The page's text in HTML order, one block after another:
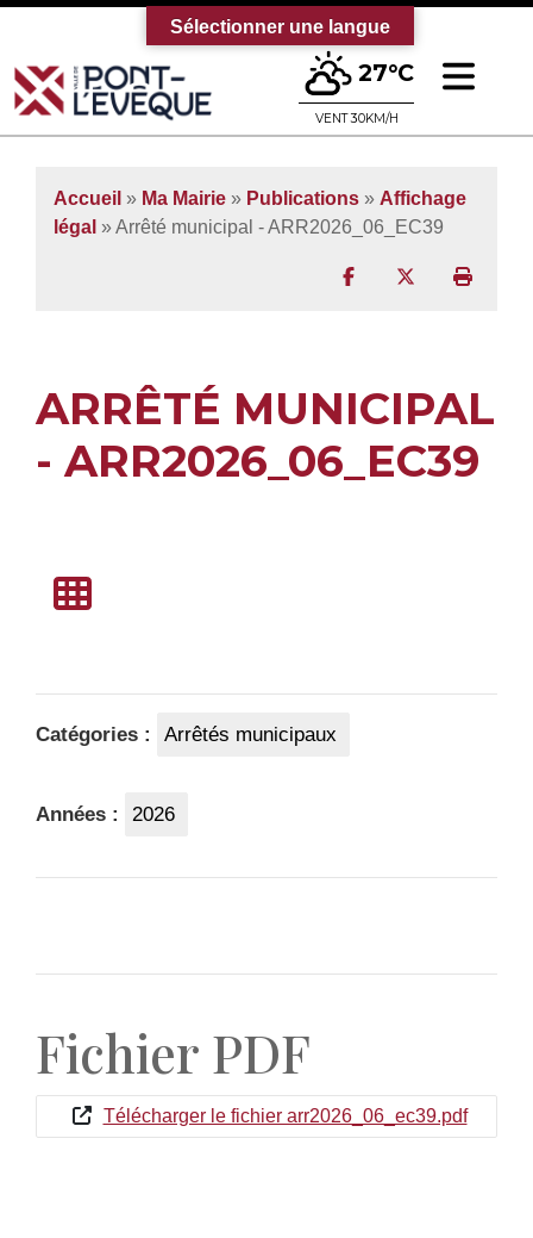
Bienvenue sur le site officiel de la
27°C
VENT 30KM/H
Accueil » Ma Mairie » Publications » Affichage
légal » Arrêté municipal - ARR2026_06_EC39
Partager surPartager sur
ARRÊTÉ MUNICIPAL
- ARR2026_06_EC39
Catégories : Arrêtés municipaux
Années : 2026
Fichier PDF
Télécharger le fichier arr2026_06_ec39.pdf
Sélectionner une langue